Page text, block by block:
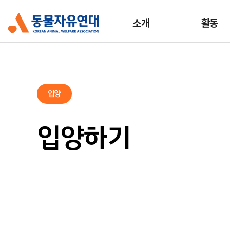
소개 활동
입양
입양하기